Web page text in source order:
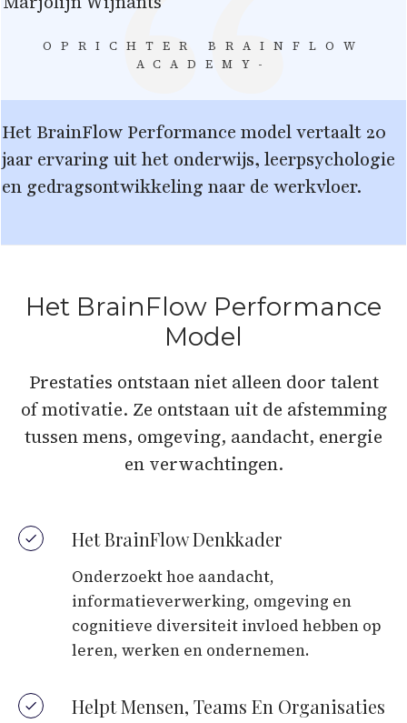
OPRICHTER BRAINFLOW
ACADEMY-
Het BrainFlow Performance model vertaalt 20
jaar ervaring uit het onderwijs, leerpsychologie
en gedragsontwikkeling naar de werkvloer.
Het BrainFlow Performance
Model
Prestaties ontstaan niet alleen door talent
of motivatie. Ze ontstaan uit de afstemming
tussen mens, omgeving, aandacht, energie
en verwachtingen.
Het BrainFlow Denkkader
Onderzoekt hoe aandacht,
informatieverwerking, omgeving en
cognitieve diversiteit invloed hebben op
leren, werken en ondernemen.
Helpt Mensen, Teams En Organisaties